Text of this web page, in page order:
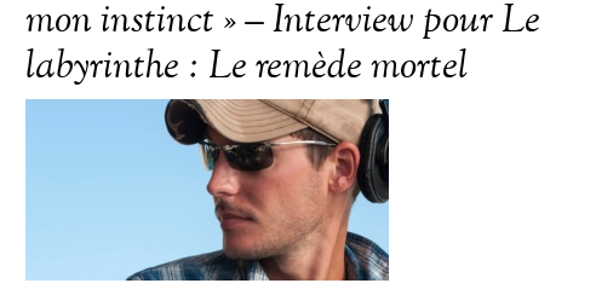
mon instinct » – Interview pour Le
labyrinthe : Le remède mortel